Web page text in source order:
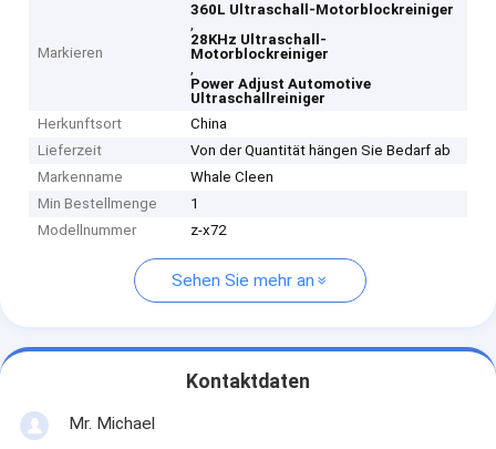
Markieren
360L Ultraschall-Motorblockreiniger
,
28KHz Ultraschall-
Motorblockreiniger
,
Power Adjust Automotive
Ultraschallreiniger
Herkunftsort
China
Lieferzeit
Von der Quantität hängen Sie Bedarf ab
Markenname
Whale Cleen
Min Bestellmenge
1
Modellnummer
z-x72
Sehen Sie mehr an
Kontaktdaten
Mr. Michael